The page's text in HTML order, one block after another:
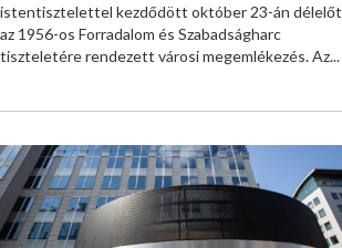
istentisztelettel kezdődött október 23-án
az 1956-os Forradalom és Szabadságharc
tiszteletére rendezett városi megemlékezés. Az...